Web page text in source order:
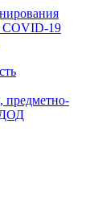
COVID-19
предметно-